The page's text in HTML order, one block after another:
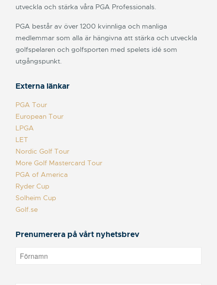
utveckla och stärka våra PGA Professionals.
PGA består av över 1200 kvinnliga och manliga
medlemmar som alla är hängivna att stärka och utveckla
golfspelaren och golfsporten med spelets idé som
utgångspunkt.
Externa länkar
PGA Tour
European Tour
LPGA
LET
Nordic Golf Tour
More Golf Mastercard Tour
PGA of America
Ryder Cup
Solheim Cup
Golf.se
Prenumerera på vårt nyhetsbrev